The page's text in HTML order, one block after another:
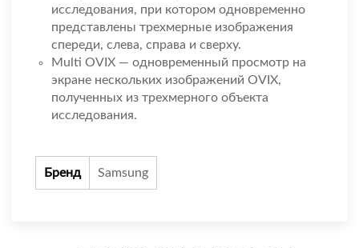
исследования, при котором одновременно
представлены трехмерные изображения
спереди, слева, справа и сверху.
Multi OVIX — одновременный просмотр на
экране нескольких изображений OVIX,
полученных из трехмерного объекта
исследования.
Бренд Samsung